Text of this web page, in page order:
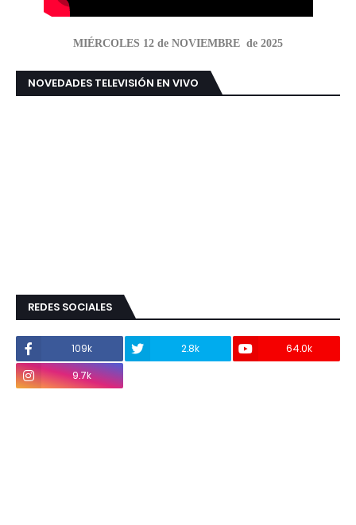
MIÉRCOLES 12 de NOVIEMBRE de 2025
NOVEDADES TELEVISIÓN EN VIVO
REDES SOCIALES
109k 2.8k
64.0k
9.7k